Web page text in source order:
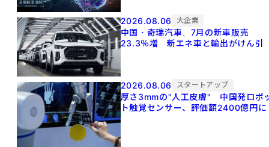
2026.08.06 大企業
中国・奇瑞汽車、7月の新車販売
23.3％増 新エネ車と輸出がけん引
2026.08.06 スタートアップ
厚さ3mmの"人工皮膚" 中国発ロボ
ト触覚センサー、評価額2400億円に